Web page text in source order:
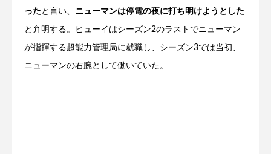
った と言い、 ニューマンは停電の夜に打ち明けようとした
と弁明する。ヒューイはシーズン2のラストでニューマン
が指揮する超能力管理局に就職し、シーズン3では当初、
ニューマンの右腕として働いていた。